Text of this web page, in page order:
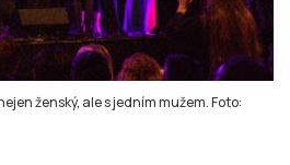
ženský, ale s jedním mužem. Foto: